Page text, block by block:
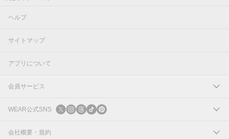
ヘルプ
サイトマップ
アプリについて
会員サービス
ログイン
新規会員登録
WEAR公式SNS
X
会社概要・規約